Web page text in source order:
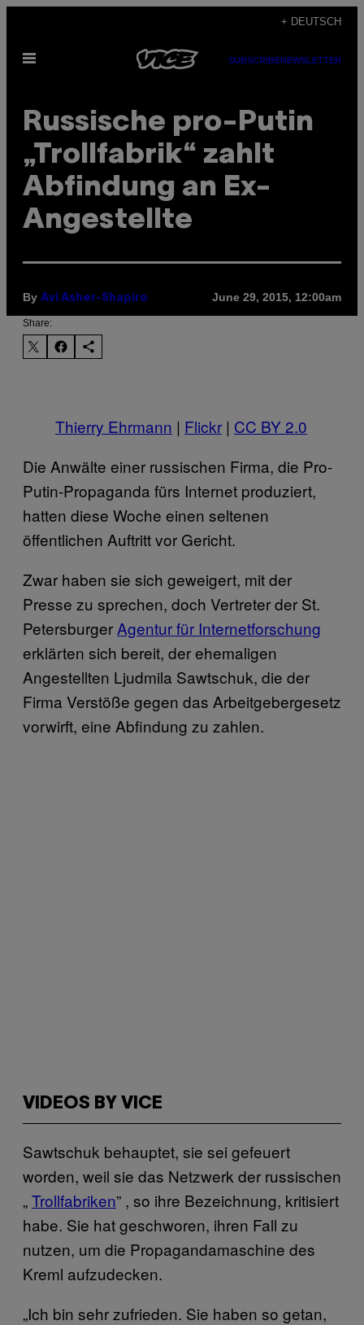
content
+ DEUTSCH
Open
SUBSCRIBENEWSLETTER
Russische pro-Putin
„Trollfabrik“ zahlt
Abfindung an Ex-
Angestellte
By Avi Asher-Shapiro June 29, 2015, 12:00am
Share:
Thierry Ehrmann | Flickr | CC BY 2.0
Die Anwälte einer russischen Firma, die Pro-
Putin-Propaganda fürs Internet produziert,
hatten diese Woche einen seltenen
öffentlichen Auftritt vor Gericht.
Zwar haben sie sich geweigert, mit der
Presse zu sprechen, doch Vertreter der St.
Petersburger Agentur für Internetforschung
erklärten sich bereit, der ehemaligen
Angestellten Ljudmila Sawtschuk, die der
Firma Verstöße gegen das Arbeitgebergesetz
vorwirft, eine Abfindung zu zahlen.
VIDEOS BY VICE
Sawtschuk behauptet, sie sei gefeuert
worden, weil sie das Netzwerk der russischen
„Trollfabriken” , so ihre Bezeichnung, kritisiert
habe. Sie hat geschworen, ihren Fall zu
nutzen, um die Propagandamaschine des
Kreml aufzudecken.
„Ich bin sehr zufrieden. Sie haben so getan,